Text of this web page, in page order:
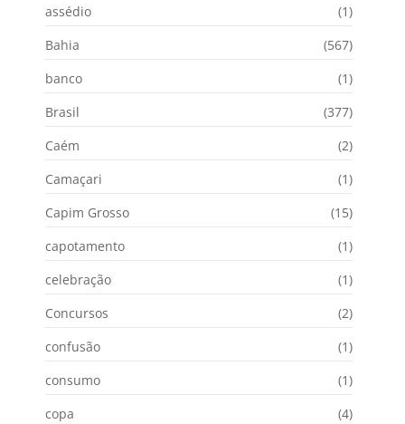
assédio
(1)
Bahia
(567)
banco
(1)
Brasil
(377)
Caém
(2)
Camaçari
(1)
Capim Grosso
(15)
capotamento
(1)
celebração
(1)
Concursos
(2)
confusão
(1)
consumo
(1)
copa
(4)